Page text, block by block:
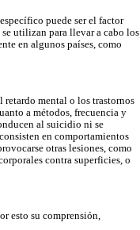
puede ser el factor
utilizan para llevar a cabo los
en algunos países, como
retardo mental o los trastornos
a métodos, frecuencia y
al suicidio ni se
en comportamientos
otras lesiones, como
contra superficies, o
esto su comprensión,